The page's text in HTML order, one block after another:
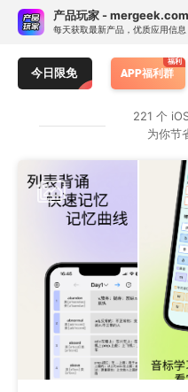
产品玩家 - mergeek.com
每天获取最新产品，优质应用信息
Follow - 产品限免情报
追踪应用游戏价格波动并提醒
Skip
content
订阅热门 APP 限免提醒
原价： ≥ ¥25
订阅专属 APP 限免提
暂无专属限免 APP 订阅
今日限免 APP福利群
221 个
为你节